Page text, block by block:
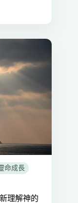
命成長
理解神的